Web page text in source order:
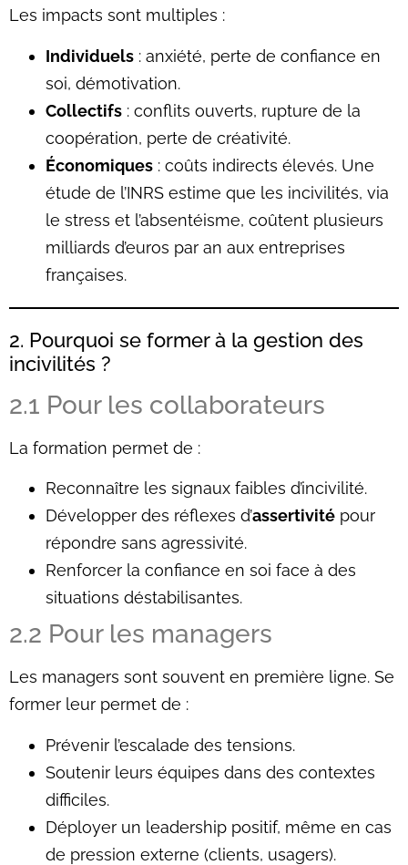
Les impacts sont multiples :
Individuels : anxiété, perte de confiance en
soi, démotivation.
Collectifs : conflits ouverts, rupture de la
coopération, perte de créativité.
Économiques : coûts indirects élevés. Une
étude de l’INRS estime que les incivilités, via
le stress et l’absentéisme, coûtent plusieurs
milliards d’euros par an aux entreprises
françaises.
2. Pourquoi se former à la gestion des
incivilités ?
2.1 Pour les collaborateurs
La formation permet de :
Reconnaître les signaux faibles d’incivilité.
Développer des réflexes d’assertivité pour
répondre sans agressivité.
Renforcer la confiance en soi face à des
situations déstabilisantes.
2.2 Pour les managers
Les managers sont souvent en première ligne. Se
former leur permet de :
Prévenir l’escalade des tensions.
Soutenir leurs équipes dans des contextes
difficiles.
Déployer un leadership positif, même en cas
de pression externe (clients, usagers).